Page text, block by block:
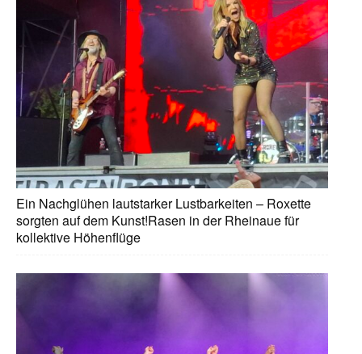
Ein Nachglühen lautstarker Lustbarkeiten – Roxette
sorgten auf dem Kunst!Rasen in der Rheinaue für
kollektive Höhenflüge